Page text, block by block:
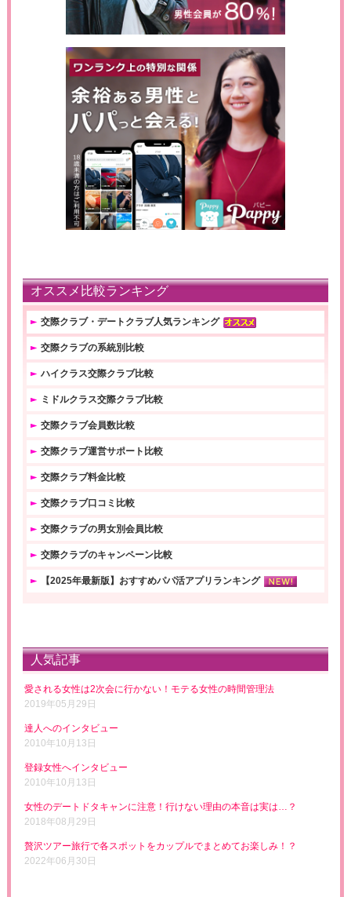
オススメ比較ランキング
交際クラブ・デートクラブ人気ランキング
交際クラブの系統別比較
ハイクラス交際クラブ比較
ミドルクラス交際クラブ比較
交際クラブ会員数比較
交際クラブ運営サポート比較
交際クラブ料金比較
交際クラブ口コミ比較
交際クラブの男女別会員比較
交際クラブのキャンペーン比較
【2025年最新版】おすすめパパ活アプリランキング
人気記事
愛される女性は2次会に行かない！モテる女性の時間管理法
2019年05月29日
達人へのインタビュー
2010年10月13日
登録女性へインタビュー
2010年10月13日
女性のデートドタキャンに注意！行けない理由の本音は実は…？
2018年08月29日
贅沢ツアー旅行で各スポットをカップルでまとめてお楽しみ！？
2022年06月30日